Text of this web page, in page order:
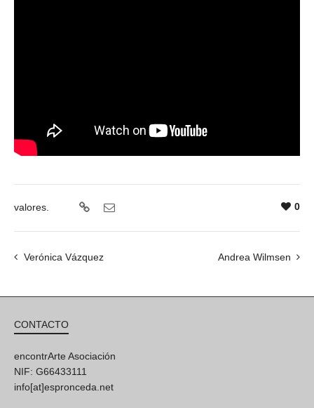
valores. 0
Verónica Vázquez Andrea Wilmsen
CONTACTO
encontrArte Asociación
NIF: G66433111
info[at]espronceda.net